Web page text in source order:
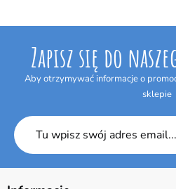
Zapisz się do
Aby otrzymywać informacje o
sklepie